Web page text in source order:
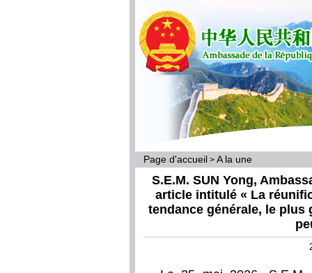
Page d'accueil > A la une
S.E.M. SUN Yong,
article intitulé « La
tendance générale, le plus